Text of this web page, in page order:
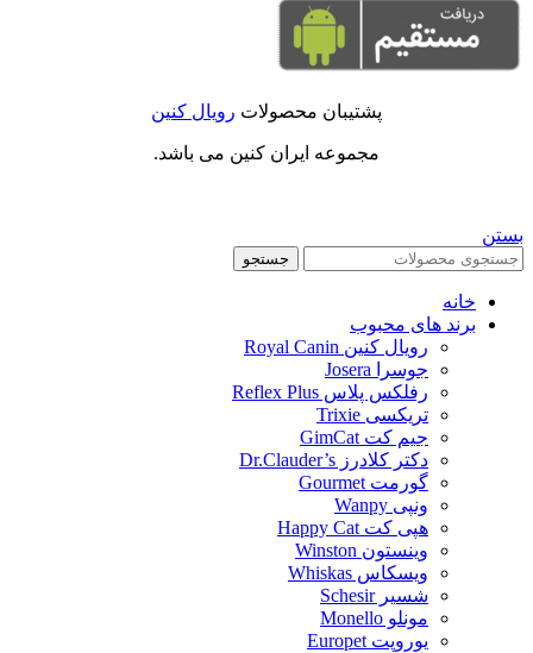
پشتیبان محصولات رویال کنین
مجموعه ایران کنین می باشد.
بستن
جستجو
خانه
برند های محبوب
رویال کنین Royal Canin
جوسرا Josera
رفلکس پلاس Reflex Plus
تریکسی Trixie
جیم کت GimCat
دکتر کلادرز Dr.Clauder’s
گورمت Gourmet
ونپی Wanpy
هپی کت Happy Cat
وینستون Winston
ویسکاس Whiskas
شسیر Schesir
مونلو Monello
یوروپت Europet